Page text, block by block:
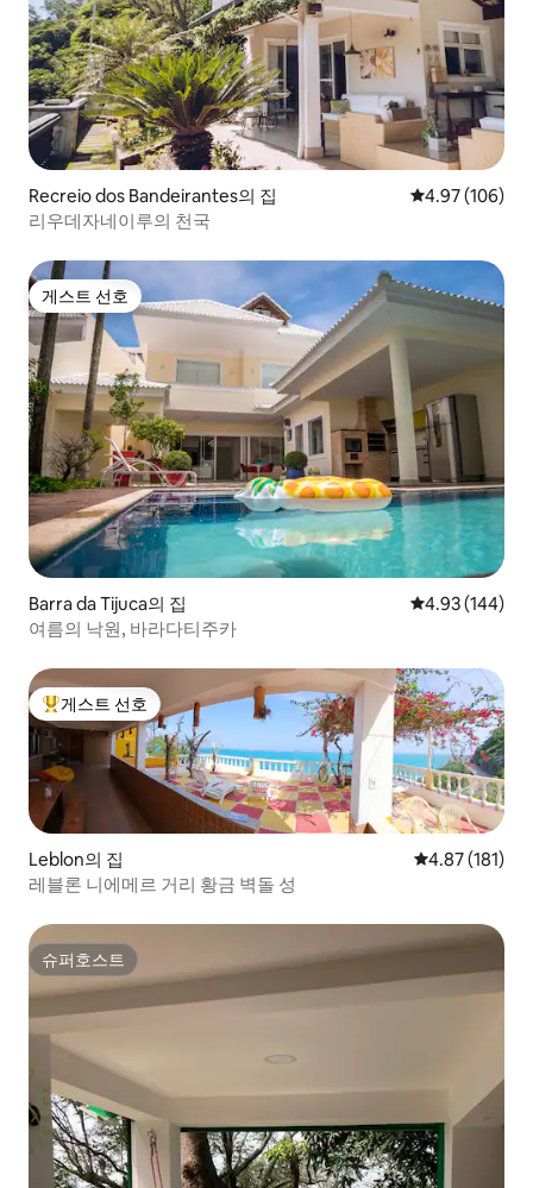
Recreio dos Bandeirantes의 집 평점 4.97점(5
4.97 (106)
리우데자네이루의 천국
게스트 선호
게스트 선호
Barra da Tijuca의 집 평점 4.93점(5
4.93 (144)
여름의 낙원, 바라다티주카
상위 게스트 선호
게스트 선호
Leblon의 집 평점 4.87점(5
4.87 (181)
레블론 니에메르 거리 황금 벽돌 성
슈퍼호스트
슈퍼호스트